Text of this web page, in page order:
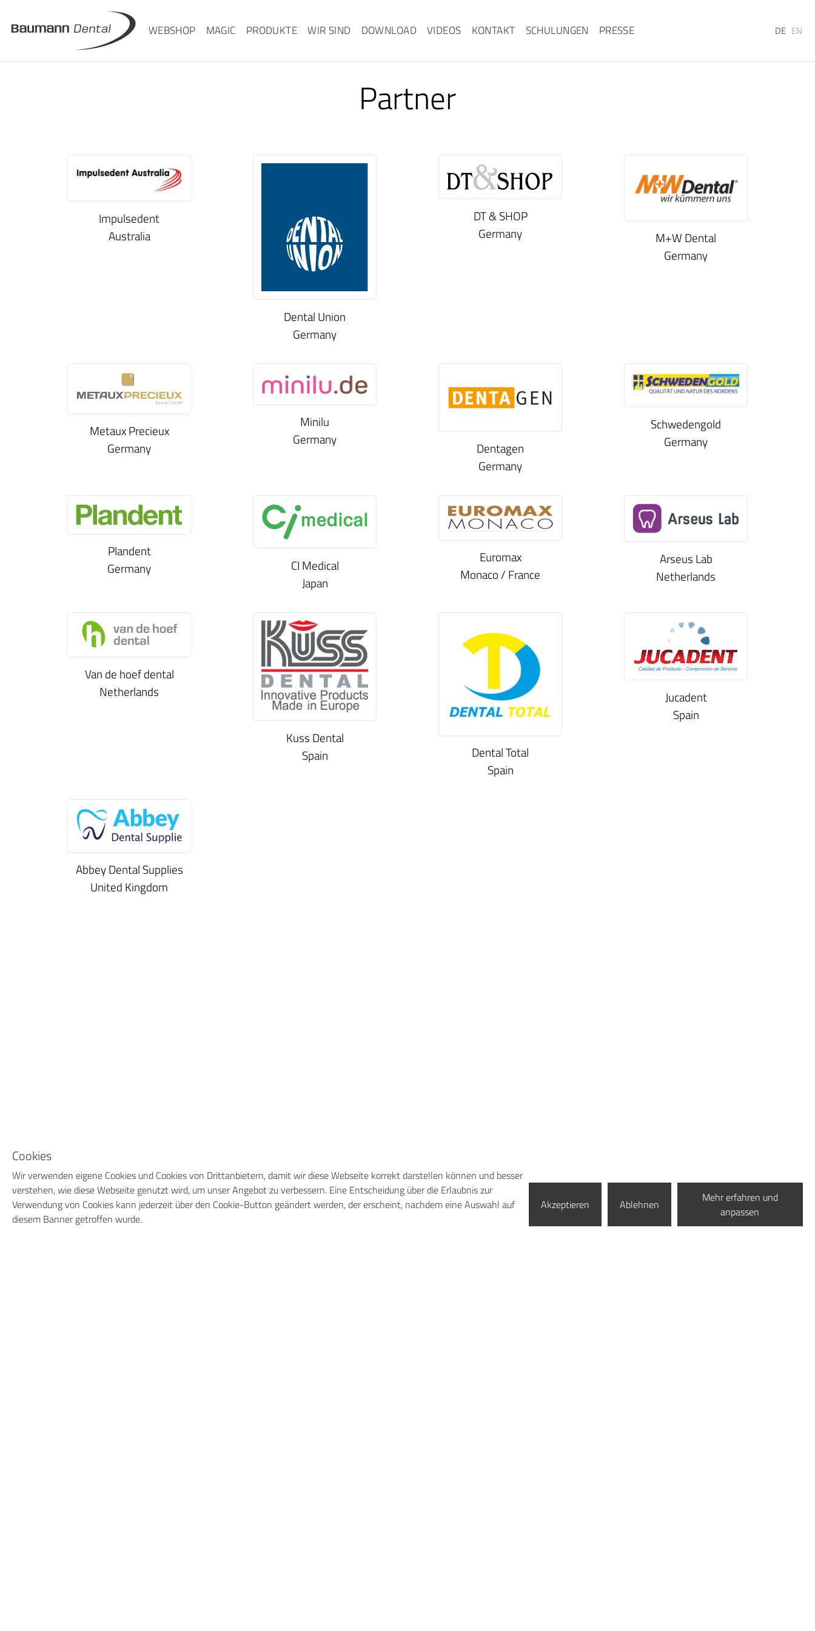
WEBSHOP MAGIC PRODUKTE WIR SIND DOWNLOAD VIDEOS KONTAKT SCHULUNGEN PRESSE DE EN
Partner
Impulsedent
Australia
Dental Union
Germany
DT & SHOP
Germany
M+W Dental
Germany
Metaux Precieux
Germany
Minilu
Germany
Dentagen
Germany
Schwedengold
Germany
Plandent
Germany
CI Medical
Japan
Euromax
Monaco / France
Arseus Lab
Netherlands
Van de hoef dental
Netherlands
Kuss Dental
Spain
Dental Total
Spain
Jucadent
Spain
Abbey Dental Supplies
United Kingdom
Cookies
Wir verwenden eigene Cookies und Cookies von Drittanbietern, damit wir diese Webseite korrekt darstellen können und besser
verstehen, wie diese Webseite genutzt wird, um unser Angebot zu verbessern. Eine Entscheidung über die Erlaubnis zur
Verwendung von Cookies kann jederzeit über den Cookie-Button geändert werden, der erscheint, nachdem eine Auswahl auf
diesem Banner getroffen wurde.
Akzeptieren Ablehnen
Mehr erfahren und
anpassen